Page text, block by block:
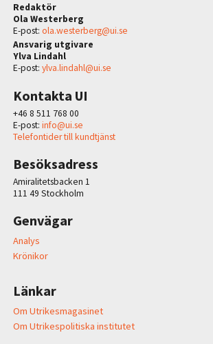
Redaktör
Ola Westerberg
E-post: ola.westerberg@ui.se
Ansvarig utgivare
Ylva Lindahl
E-post: ylva.lindahl@ui.se
Kontakta UI
+46 8 511 768 00
E-post: info@ui.se
Telefontider till kundtjänst
Besöksadress
Amiralitetsbacken 1
111 49 Stockholm
Genvägar
Analys
Krönikor
Länkar
Om Utrikesmagasinet
Om Utrikespolitiska institutet